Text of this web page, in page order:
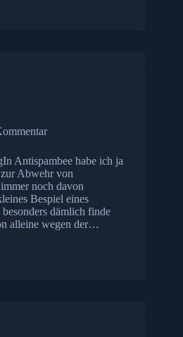
Antispambee habe ich ja
Abwehr von
noch davon
Bespiel eines
dämlich finde
alleine wegen der…